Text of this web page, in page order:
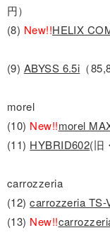
円）
(8) New!!HELIX
(9) ABYSS 6.5i （
morel
(10) New!!morel
(11) HYBRID602(旧
carrozzeria
(12)carrozzeria TS-
(13) New!!